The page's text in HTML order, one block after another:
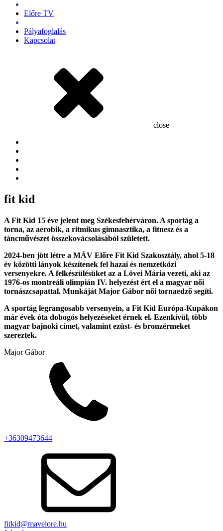
Előre TV
Pályafoglalás
Kapcsolat
close
fit kid
A Fit Kid 15 éve jelent meg Székesfehérváron. A sportág a
torna, az aerobik, a ritmikus gimnasztika, a fitnesz és a
táncművészet összekovácsolásából született.
2024-ben jött létre a MÁV Előre Fit Kid Szakosztály, ahol 5-18
év közötti lányok készítenek fel hazai és nemzetközi
versenyekre. A felkészülésüket az a Lövei Mária vezeti, aki az
1976-os montreáli olimpián IV. helyezést ért el a magyar női
tornászcsapattal. Munkáját Major Gábor női tornaedző segíti.
A sportág legrangosabb versenyein, a Fit Kid Európa-Kupákon
már évek óta dobogós helyezéseket érnek el. Ezenkívül, több
magyar bajnoki címet, valamint ezüst- és bronzérmeket
szereztek.
Major Gábor
+36309473644
fitkid@mavelore.hu